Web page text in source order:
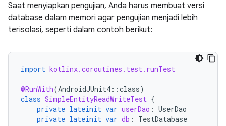
Saat menyiapkan pengujian, Anda harus membuat versi
database dalam memori agar pengujian menjadi lebih
terisolasi, seperti dalam contoh berikut:
import kotlinx.coroutines.test.runTest
@RunWith(AndroidJUnit4 ::class)
class SimpleEntityReadWriteTest {
private lateinit var userDao : UserDao
private lateinit var db : TestDatabase